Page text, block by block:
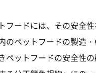
フードには、その安全
のペットフードの製造
ペットフードの安全性